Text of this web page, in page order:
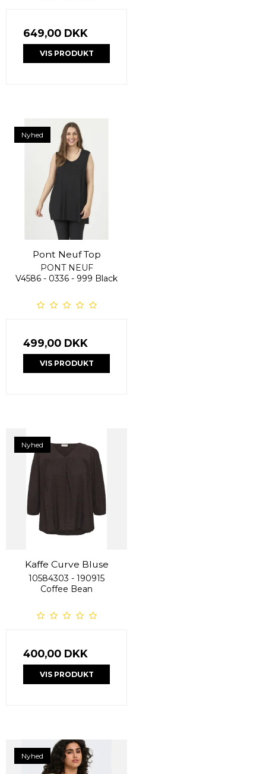
649,00 DKK
VIS PRODUKT
Nyhed
Pont Neuf Top
PONT NEUF
V4586 - 0336 - 999 Black
499,00 DKK
VIS PRODUKT
Nyhed
Kaffe Curve Bluse
10584303 - 190915
Coffee Bean
400,00 DKK
VIS PRODUKT
Nyhed